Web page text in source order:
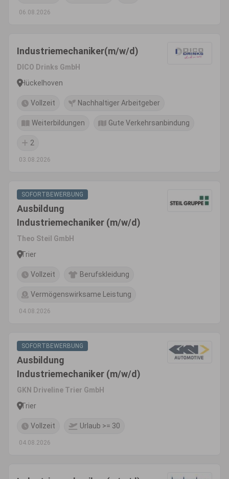
06.08.2026
Industriemechaniker(m/w/d)
DICO Drinks GmbH
Hückelhoven
Vollzeit Nachhaltiger Arbeitgeber
Weiterbildungen Gute Verkehrsanbindung
2
03.08.2026
SOFORTBEWERBUNG
Ausbildung
Industriemechaniker (m/w/d)
Theo Steil GmbH
Trier
Vollzeit Berufskleidung
Vermögenswirksame Leistung
04.08.2026
SOFORTBEWERBUNG
Ausbildung
Industriemechaniker (m/w/d)
GKN Driveline Trier GmbH
Trier
Vollzeit Urlaub >= 30
04.08.2026